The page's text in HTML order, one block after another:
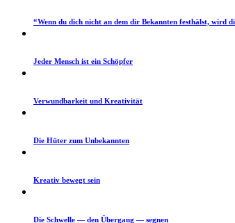
“Wenn du dich nicht an dem dir Bekan­nten fes­thälst, wird
Jed­er Men­sch ist ein Schöpfer
Ver­wund­barkeit und Kreativität
Die Hüter zum Unbekannten
Kreativ bewegt sein
Die Schwelle — den Über­gang — segnen